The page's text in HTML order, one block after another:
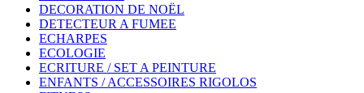
DECORATION DE NOËL
DETECTEUR A FUMEE
ECHARPES
ECOLOGIE
ECRITURE / SET A PEINTURE
ENFANTS / ACCESSOIRES RIGOLOS